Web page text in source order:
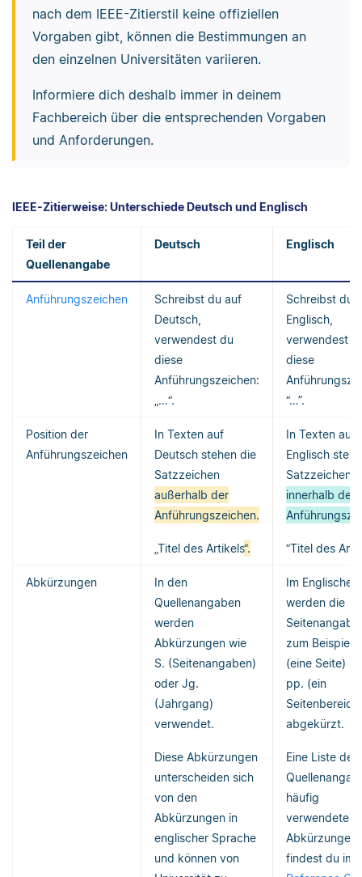
nach dem IEEE-Zitierstil keine offiziellen
Vorgaben gibt, können die Bestimmungen an
den einzelnen Universitäten variieren.
Informiere dich deshalb immer in deinem
Fachbereich über die entsprechenden Vorgaben
und Anforderungen.
IEEE-Zitierweise: Unterschiede Deutsch und Englisch
Teil der
Quellenangabe
Deutsch Englisch
Anführungszeichen
Schreibst du auf
Deutsch,
verwendest du
diese
Anführungszeichen:
„…“.
Schreibst du
Englisch,
verwendest
diese
“…”.
Position der
Anführungszeichen
In Texten auf
Deutsch stehen die
Satzzeichen
außerhalb der
Anführungszeichen.
„Titel des Artikels“.
In Texten auf
Englisch
Satzzeichen
innerhalb der
“Titel des
Abkürzungen
In den
Quellenangaben
werden
Abkürzungen wie
S. (Seitenangaben)
oder Jg.
(Jahrgang)
verwendet.
Diese Abkürzungen
unterscheiden sich
von den
Abkürzungen in
englischer Sprache
und können von
Im Englischen
werden die
zum Beispiel
(eine Seite)
pp. (ein
Seitenbereich)
abgekürzt.
Eine Liste der
häufig
verwendeten
Abkürzungen
findest du im